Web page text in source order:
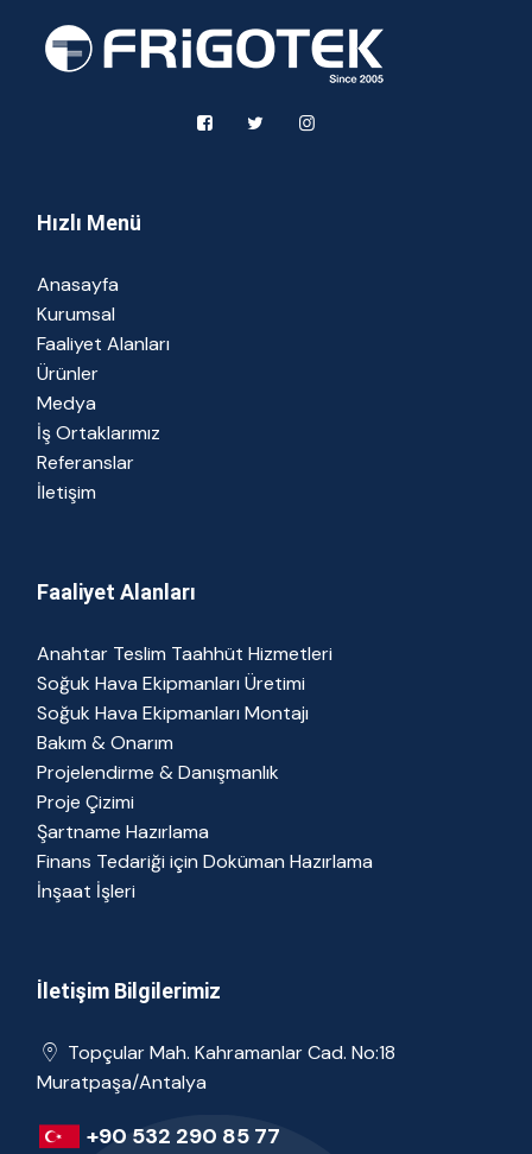
Hızlı Menü
Anasayfa
Kurumsal
Faaliyet Alanları
Ürünler
Medya
İş Ortaklarımız
Referanslar
İletişim
Faaliyet Alanları
Anahtar Teslim Taahhüt Hizmetleri
Soğuk Hava Ekipmanları Üretimi
Soğuk Hava Ekipmanları Montajı
Bakım & Onarım
Projelendirme & Danışmanlık
Proje Çizimi
Şartname Hazırlama
Finans Tedariği için Doküman Hazırlama
İnşaat İşleri
İletişim Bilgilerimiz
Topçular Mah. Kahramanlar Cad. No:18
Muratpaşa/Antalya
+90 532 290 85 77